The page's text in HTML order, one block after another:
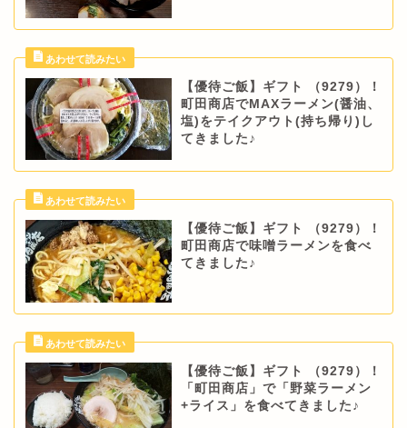
【優待ご飯】ギフト （9279）！
町田商店でMAXラーメン(醤油、
塩)をテイクアウト(持ち帰り)し
てきました♪
【優待ご飯】ギフト （9279）！
町田商店で味噌ラーメンを食べ
てきました♪
【優待ご飯】ギフト （9279）！
「町田商店」で「野菜ラーメン
+ライス」を食べてきました♪